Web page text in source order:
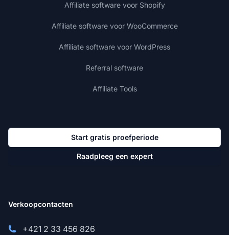
Affiliate software voor Shopify
Affiliate software voor WooCommerce
Affiliate software voor WordPress
Referral software
Affiliate Tools
Start gratis proefperiode
Raadpleeg een expert
Verkoopcontacten
+421 2 33 456 826